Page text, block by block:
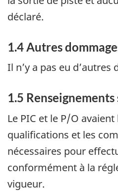
déclaré.
1.4Autres
Il n’y a pas eu d’autres
1.5
Le PIC et le P/O
qualifications et les
nécessaires pour
conformément à la
vigueur.